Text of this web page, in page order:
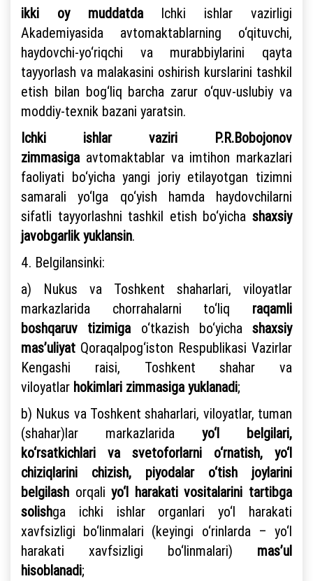
ikki oy muddatdaIchki ishlar vazirligi
Akademiyasida avtomaktablarning o‘qituvchi,
haydovchi-yo‘riqchi va murabbiylarini qayta
tayyorlash va malakasini oshirish kurslarini tashkil
etish bilan bog‘liq barcha zarur o‘quv-uslubiy va
moddiy-texnik bazani yaratsin.
Ichki ishlar vaziri P.R.Bobojonov
zimmasigaavtomaktablar va imtihon markazlari
faoliyati bo‘yicha yangi joriy etilayotgan tizimni
samarali yo‘lga qo‘yish hamda haydovchilarni
sifatli tayyorlashni tashkil etish bo‘yicha shaxsiy
javobgarlik yuklansin.
4. Belgilansinki:
a) Nukus va Toshkent shaharlari, viloyatlar
markazlarida chorrahalarni to‘liq raqamli
boshqaruv tizimigao‘tkazish bo‘yicha shaxsiy
mas’uliyat Qoraqalpog‘iston Respublikasi Vazirlar
Kengashi raisi, Toshkent shahar va
viloyatlar hokimlari zimmasiga yuklanadi;
b) Nukus va Toshkent shaharlari, viloyatlar, tuman
(shahar)lar markazlarida yo‘l belgilari,
ko‘rsatkichlari va svetoforlarni o‘rnatish, yo‘l
chiziqlarini chizish, piyodalar o‘tish joylarini
belgilash orqaliyo‘l harakati vositalarini tartibga
solishga ichki ishlar organlari yo‘l harakati
xavfsizligi bo‘linmalari (keyingi o‘rinlarda – yo‘l
harakati xavfsizligi bo‘linmalari) mas’ul
hisoblanadi;